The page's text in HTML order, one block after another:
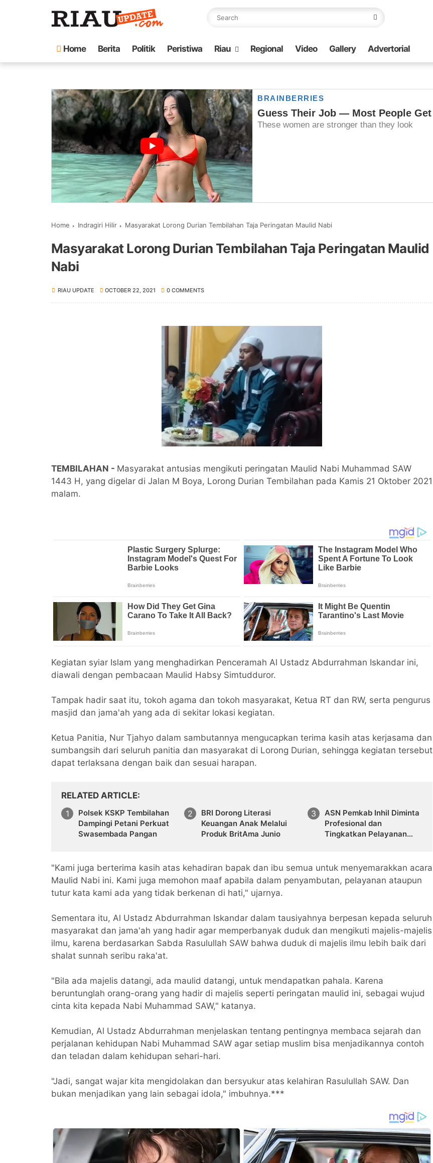
Home Berita Politik Peristiwa Riau Regional Video Gallery Advertorial
Home Indragiri Hilir Masyarakat Lorong Durian Tembilahan Taja Peringatan Maulid Nabi
Masyarakat Lorong Durian Tembilahan Taja Peringatan Maulid
Nabi
RIAU UPDATE OCTOBER 22, 2021 0 COMMENTS
TEMBILAHAN - Masyarakat antusias mengikuti peringatan Maulid Nabi Muhammad SAW
1443 H, yang digelar di Jalan M Boya, Lorong Durian Tembilahan pada Kamis 21 Oktober 2021
malam.
Kegiatan syiar Islam yang menghadirkan Penceramah Al Ustadz Abdurrahman Iskandar ini,
diawali dengan pembacaan Maulid Habsy Simtudduror.
Tampak hadir saat itu, tokoh agama dan tokoh masyarakat, Ketua RT dan RW, serta pengurus
masjid dan jama'ah yang ada di sekitar lokasi kegiatan.
Ketua Panitia, Nur Tjahyo dalam sambutannya mengucapkan terima kasih atas kerjasama dan
sumbangsih dari seluruh panitia dan masyarakat di Lorong Durian, sehingga kegiatan tersebut
dapat terlaksana dengan baik dan sesuai harapan.
RELATED ARTICLE
Polsek KSKP Tembilahan
Dampingi Petani Perkuat
Swasembada Pangan
BRI Dorong Literasi
Keuangan Anak Melalui
Produk BritAma Junio
ASN Pemkab Inhil Diminta
Profesional dan
Tingkatkan Pelayanan
"Kami juga berterima kasih atas kehadiran bapak dan ibu semua untuk menyemarakkan acara
Maulid Nabi ini. Kami juga memohon maaf apabila dalam penyambutan, pelayanan ataupun
tutur kata kami ada yang tidak berkenan di hati," ujarnya.
Sementara itu, Al Ustadz Abdurrahman Iskandar dalam tausiyahnya berpesan kepada seluruh
masyarakat dan jama'ah yang hadir agar memperbanyak duduk dan mengikuti majelis-majelis
ilmu, karena berdasarkan Sabda Rasulullah SAW bahwa duduk di majelis ilmu lebih baik dari
shalat sunnah seribu raka'at.
"Bila ada majelis datangi, ada maulid datangi, untuk mendapatkan pahala. Karena
beruntunglah orang-orang yang hadir di majelis seperti peringatan maulid ini, sebagai wujud
cinta kita kepada Nabi Muhammad SAW," katanya.
Kemudian, Al Ustadz Abdurrahman menjelaskan tentang pentingnya membaca sejarah dan
perjalanan kehidupan Nabi Muhammad SAW agar setiap muslim bisa menjadikannya contoh
dan teladan dalam kehidupan sehari-hari.
"Jadi, sangat wajar kita mengidolakan dan bersyukur atas kelahiran Rasulullah SAW. Dan
bukan menjadikan yang lain sebagai idola," imbuhnya.***